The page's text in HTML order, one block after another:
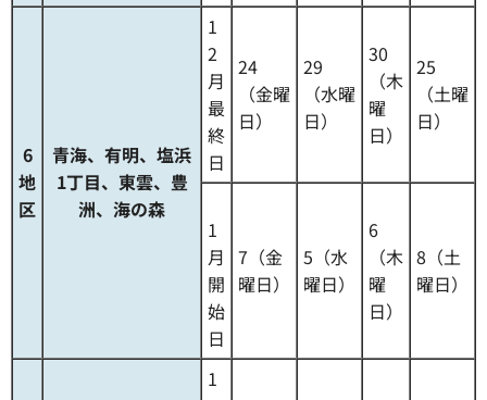
6
地
区
青海、有明、塩浜
1丁目、東雲、豊
洲、海の森
1
2
月
最
終
日
24
（金曜
日）
29
（水曜
日）
30
（木
曜
日）
25
（土曜
日）
1
月
開
始
日
7（金
曜日）
5（水
曜日）
6
（木
曜
日）
8（土
曜日）
1